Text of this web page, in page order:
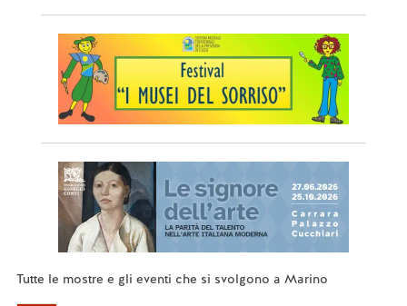
Tutte le mostre e gli eventi che si svolgono a Marino